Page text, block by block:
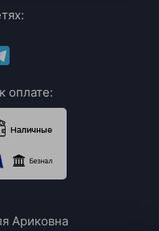
оплате:
Ариковна